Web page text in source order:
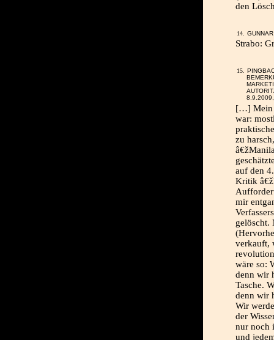
den
Strabo:
[…] Mein
war:
zu
auf den
Kritik
mir
gelöscht.
verkauft,
wäre so:
denn wir
Tasche.
denn wir
Wir
der
nur noch
und